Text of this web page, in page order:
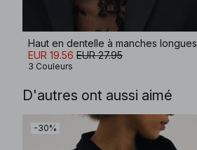
Haut en dentelle à manches longues
EUR 19.56 EUR 27.95
3 Couleurs
D'autres ont aussi aimé
-30%